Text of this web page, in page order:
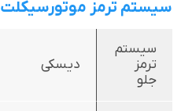
سیستم ترمز موتورسیکلت
سیستم
ترمز
جلو
دیسکی